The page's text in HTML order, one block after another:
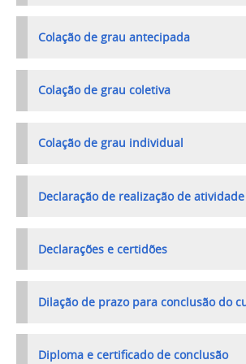
Colação de grau antecipada
Colação de grau coletiva
Colação de grau individual
Declaração de realização de
Declarações e certidões
Dilação de prazo para conclusão do
Diploma e certificado de conclusão